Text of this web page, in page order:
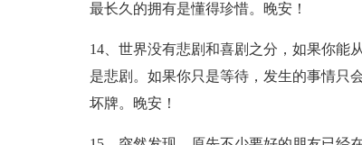
最长久的拥有是懂得珍惜。晚安！
14、世界没有悲剧和喜剧之分，如果你能
是悲剧。如果你只是等待，发生的事情只
坏牌。晚安！